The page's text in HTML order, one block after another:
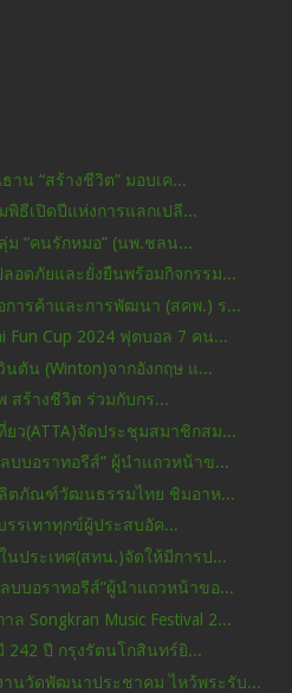
น “สร้างชีวิต” มอบเค...
พิธีเปิดปีแห่งการแลกเปลี...
ม “คนรักหมอ” (นพ.ชลน...
ลอดภัยและยั่งยืนพร้อมกิจกรรม...
การค้าและการพัฒนา (สคพ.) ร...
Fun Cup 2024 ฟุตบอล 7 คน...
ตัน (Winton)จากอังกฤษ แ...
สร้างชีวิต ร่วมกับกร...
ยว(ATTA)จัดประชุมสมาชิกสม...
บบอราทอรีส์” ผู้นำแถวหน้าข...
ตภัณฑ์วัฒนธรรมไทย ชิมอาห...
รเทาทุกข์ผู้ประสบอัค...
นประเทศ(สทน.)จัดให้มีการป...
บบอราทอรีส์”ผู้นำแถวหน้าขอ...
Songkran Music Festival 2...
242 ปี กรุงรัตนโกสินทร์ยิ...
านวัดพัฒนาประชาคม ไหว้พระรับ...